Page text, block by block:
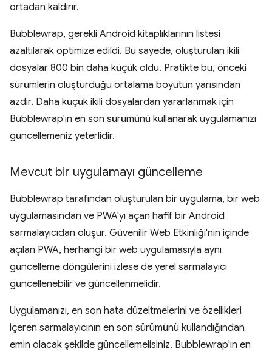
ortadan kaldırır.
Bubblewrap, gerekli Android kitaplıklarının listesi
azaltılarak optimize edildi. Bu sayede, oluşturulan ikili
dosyalar 800 bin daha küçük oldu. Pratikte bu, önceki
sürümlerin oluşturduğu ortalama boyutun yarısından
azdır. Daha küçük ikili dosyalardan yararlanmak için
Bubblewrap'ın en son sürümünü kullanarak uygulamanızı
güncellemeniz yeterlidir.
Mevcut bir uygulamayı güncelleme
Bubblewrap tarafından oluşturulan bir uygulama, bir web
uygulamasından ve PWA'yı açan hafif bir Android
sarmalayıcıdan oluşur. Güvenilir Web Etkinliği'nin içinde
açılan PWA, herhangi bir web uygulamasıyla aynı
güncelleme döngülerini izlese de yerel sarmalayıcı
güncellenebilir ve güncellenmelidir.
Uygulamanızı, en son hata düzeltmelerini ve özellikleri
içeren sarmalayıcının en son sürümünü kullandığından
emin olacak şekilde güncellemelisiniz. Bubblewrap'ın en